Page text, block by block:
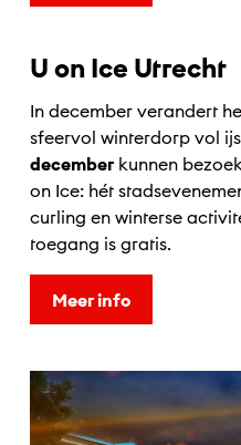
U on Ice Utrecht
In december verandert
sfeervol winterdorp vol
decemberkunnen
on Ice: hét
curling en winterse
toegang is gratis.
Meer info